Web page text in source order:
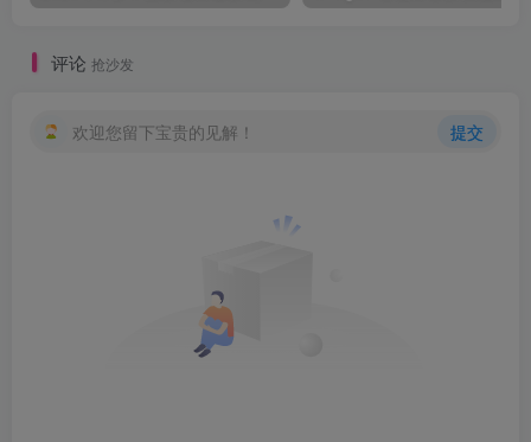
评论 抢沙发
欢迎您留下宝贵的见解！ 提交